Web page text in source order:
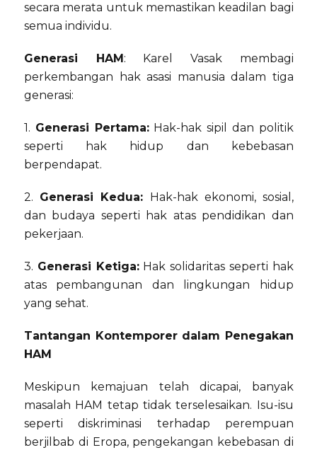
secara merata untuk memastikan keadilan bagi
semua individu.
Generasi HAM: Karel Vasak membagi
perkembangan hak asasi manusia dalam tiga
generasi:
1. Generasi Pertama:Hak-hak sipil dan politik
seperti hak hidup dan kebebasan
berpendapat.
2. Generasi Kedua: Hak-hak ekonomi, sosial,
dan budaya seperti hak atas pendidikan dan
pekerjaan.
3. Generasi Ketiga:Hak solidaritas seperti hak
atas pembangunan dan lingkungan hidup
yang sehat.
Tantangan Kontemporer dalam Penegakan
HAM
Meskipun kemajuan telah dicapai, banyak
masalah HAM tetap tidak terselesaikan. Isu-isu
seperti diskriminasi terhadap perempuan
berjilbab di Eropa, pengekangan kebebasan di